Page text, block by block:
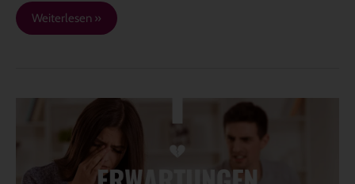
Weiterlesen »
Erwartungen,
Beziehungen